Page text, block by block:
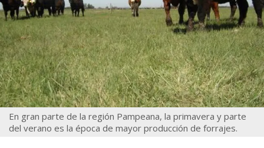
En gran parte de la región Pampeana, la primavera y parte
del verano es la época de mayor producción de forrajes.